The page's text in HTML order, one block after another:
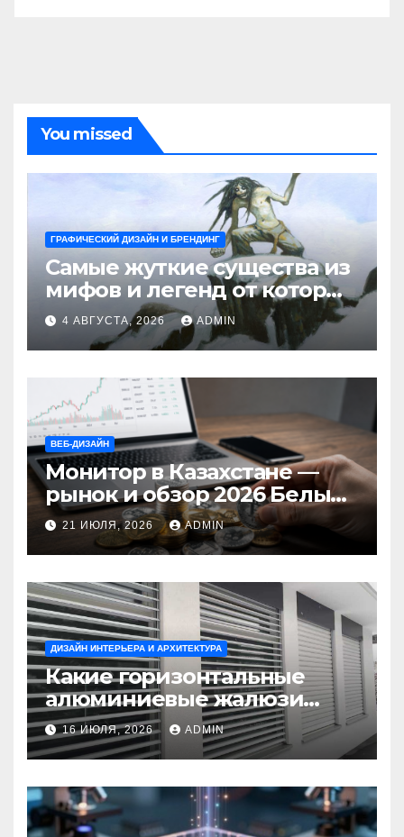
You missed
ГРАФИЧЕСКИЙ ДИЗАЙН И БРЕНДИНГ
Самые жуткие существа из
мифов и легенд от которых
стынет кровь
4 АВГУСТА, 2026 ADMIN
ВЕБ-ДИЗАЙН
Монитор в Казахстане —
рынок и обзор 2026 Белый
Ветер Shop.kz
21 ИЮЛЯ, 2026 ADMIN
ДИЗАЙН ИНТЕРЬЕРА И АРХИТЕКТУРА
Какие горизонтальные
алюминиевые жалюзи
выбрать для окон?
16 ИЮЛЯ, 2026 ADMIN